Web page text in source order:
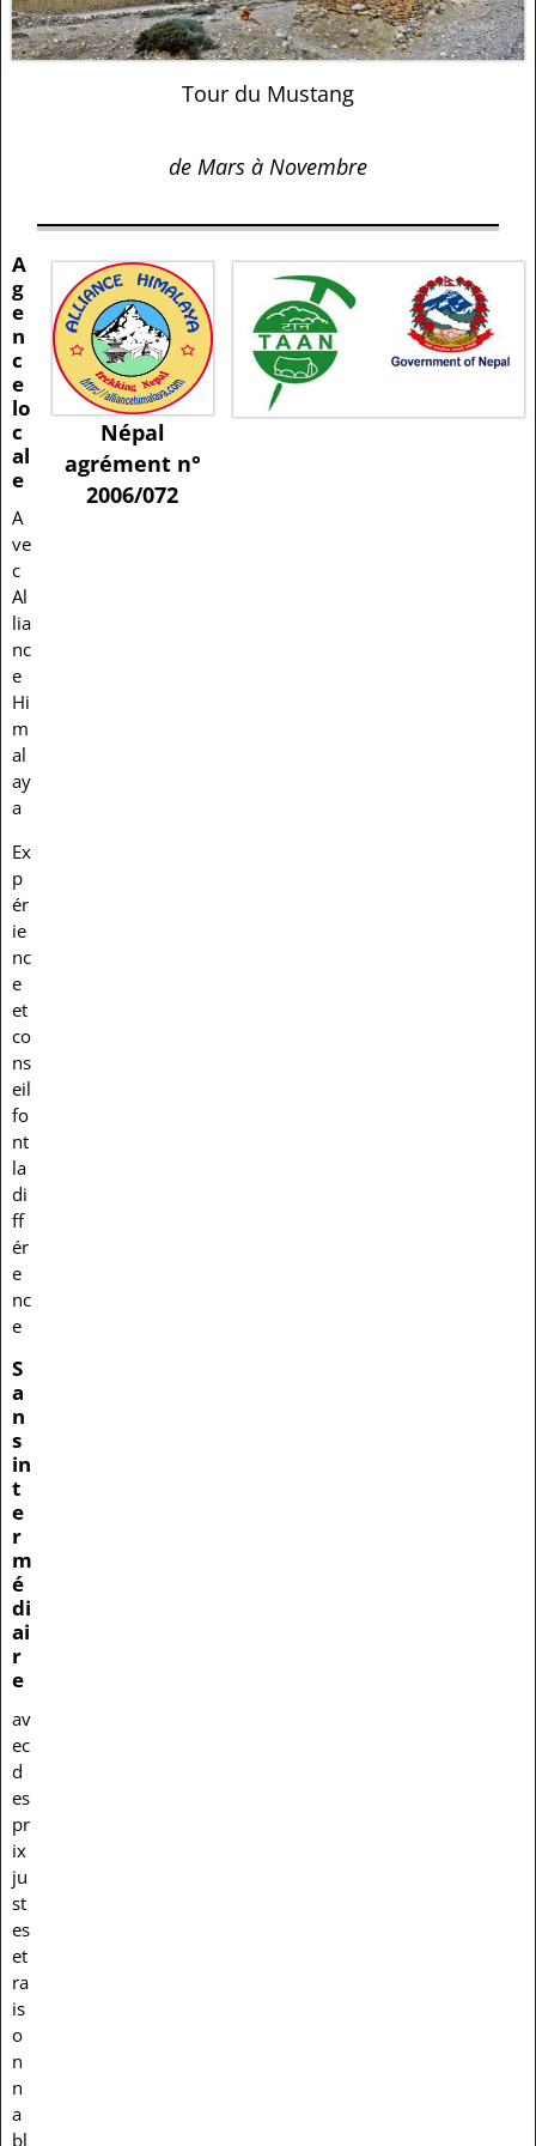
Tour du Mustang
de Mars à Novembre
Népal
agrément n°
2006/072
A
g
e
n
c
e
lo
c
al
e
A
ve
c
Al
lia
nc
e
Hi
m
al
ay
a
Ex
p
ér
ie
nc
e
et
co
ns
eil
fo
nt
la
di
ff
ér
e
nc
e
S
a
n
s
in
t
e
r
m
é
di
ai
r
e
av
ec
d
es
pr
ix
ju
st
es
et
ra
is
o
n
n
a
bl